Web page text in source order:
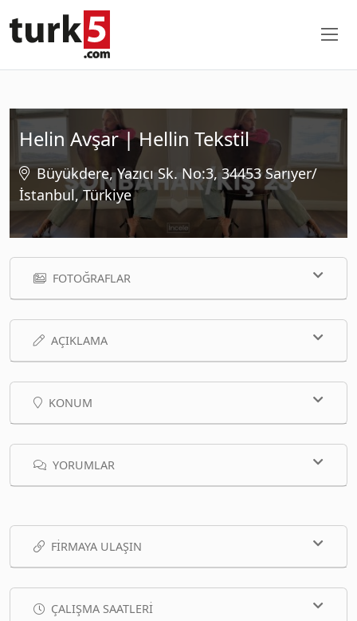
Helin Avşar | Hellin Tekstil
Büyükdere, Yazıcı Sk. No:3, 34453 Sarıyer/
İstanbul, Türkiye
FOTOĞRAFLAR
AÇIKLAMA
KONUM
YORUMLAR
FIRMAYA ULAŞIN
ÇALIŞMA SAATLERI